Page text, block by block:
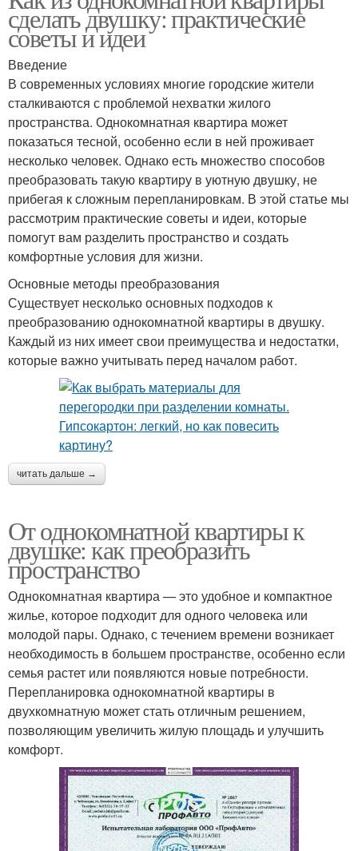
сделать двушку: практические
советы и идеи
Введение
В современных условиях многие городские жители
сталкиваются с проблемой нехватки жилого
пространства. Однокомнатная квартира может
показаться тесной, особенно если в ней проживает
несколько человек. Однако есть множество способов
преобразовать такую квартиру в уютную двушку, не
прибегая к сложным перепланировкам. В этой статье мы
рассмотрим практические советы и идеи, которые
помогут вам разделить пространство и создать
комфортные условия для жизни.
Основные методы преобразования
Существует несколько основных подходов к
преобразованию однокомнатной квартиры в двушку.
Каждый из них имеет свои преимущества и недостатки,
которые важно учитывать перед началом работ.
читать дальше →
От однокомнатной квартиры к
двушке: как преобразить
пространство
Однокомнатная квартира — это удобное и компактное
жилье, которое подходит для одного человека или
молодой пары. Однако, с течением времени возникает
необходимость в большем пространстве, особенно если
семья растет или появляются новые потребности.
Перепланировка однокомнатной квартиры в
двухкомнатную может стать отличным решением,
позволяющим увеличить жилую площадь и улучшить
комфорт.